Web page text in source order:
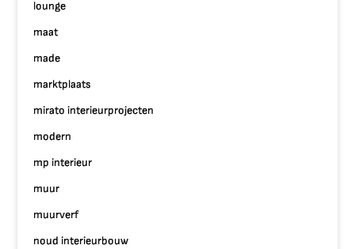
lounge
maat
made
marktplaats
mirato interieurprojecten
modern
mp interieur
muur
muurverf
noud interieurbouw